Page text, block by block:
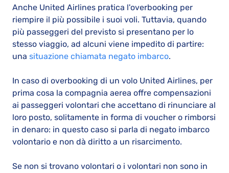
Anche United Airlines pratica l'overbooking per
riempire il più possibile i suoi voli. Tuttavia, quando
più passeggeri del previsto si presentano per lo
stesso viaggio, ad alcuni viene impedito di partire:
una situazione chiamata negato imbarco.
In caso di overbooking di un volo United Airlines, per
prima cosa la compagnia aerea offre compensazioni
ai passeggeri volontari che accettano di rinunciare al
loro posto, solitamente in forma di voucher o rimborsi
in denaro: in questo caso si parla di negato imbarco
volontario e non dà diritto a un risarcimento.
Se non si trovano volontari o i volontari non sono in